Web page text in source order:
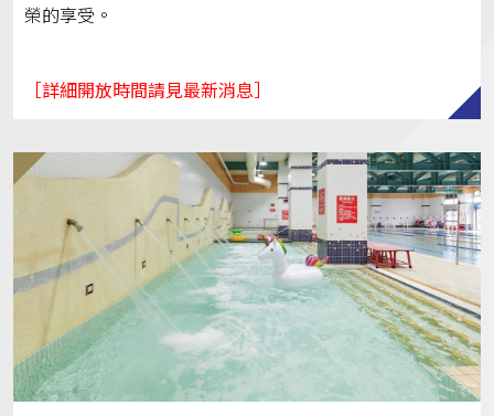
榮的享受。
［詳細開放時間請見最新消息］